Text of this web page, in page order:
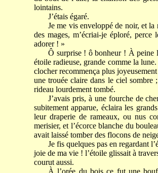
lointains.
J’étais égaré.
Je me vis enveloppé de noir, et la
des mages, m’écriai-je éploré,
adorer ! »
Ô surprise ! ô bonheur ! À peine
étoile radieuse, grande comme la
clocher recommença plus
une trouée claire dans le ciel
rideau lourdement tombé.
J’avais pris, à une fourche de
subitement apparue, éclaira les
leur draperie de rameaux, ou nus
merisier, et l’écorce blanche du
avait laissé tomber des flocons de
Je fis quelques pas en regardant
joie de ma vie ! l’étoile glissait à
courut aussi.
À l’orée du bois ce fut une